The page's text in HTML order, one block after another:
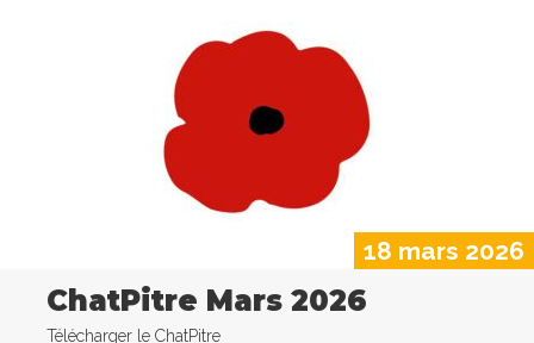
18 mars 2026
ChatPitre Mars 2026
Télécharger le ChatPitre